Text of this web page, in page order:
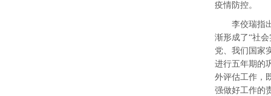
疫情防控。
李佼瑞指
渐形成了“社
党、 我们国家
进行五年期的
外评估工作，
强做好工作的